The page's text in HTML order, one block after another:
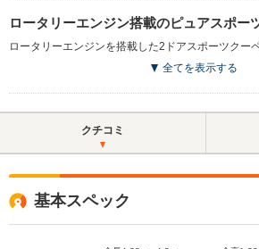
ロータリーエンジン搭載のピュアスポー
全てを表示する
クチコミ
基本スペック